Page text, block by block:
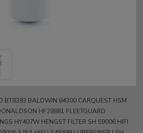
BT8393 BALDWIN 84300 CARQUEST HSM
HF28881 FLEETGUARD
HY407W HENGST FILTER SH 59006 HIFI